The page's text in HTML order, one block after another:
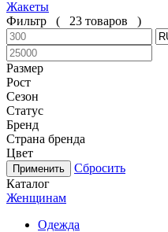
Жакеты
Фильтр
( 23 товаров )
Размер
Рост
Сезон
Статус
Бренд
Страна бренда
Цвет
Сбросить
Каталог
Женщинам
Одежда